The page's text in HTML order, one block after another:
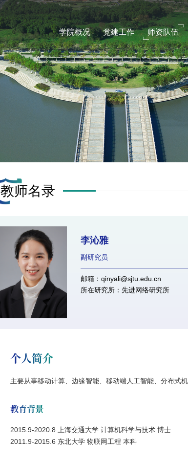
学院概况 党建工作 师资队伍
教师名录
李沁雅
副研究员
邮箱：qinyali@sjtu.edu.cn
所在研究所：先进网络研究所
个人简介
主要从事移动计算、边缘智能、移动端人工智能、分布式
教育背景
2015.9-2020.8 上海交通大学 计算机科学与技术 博士
2011.9-2015.6 东北大学 物联网工程 本科